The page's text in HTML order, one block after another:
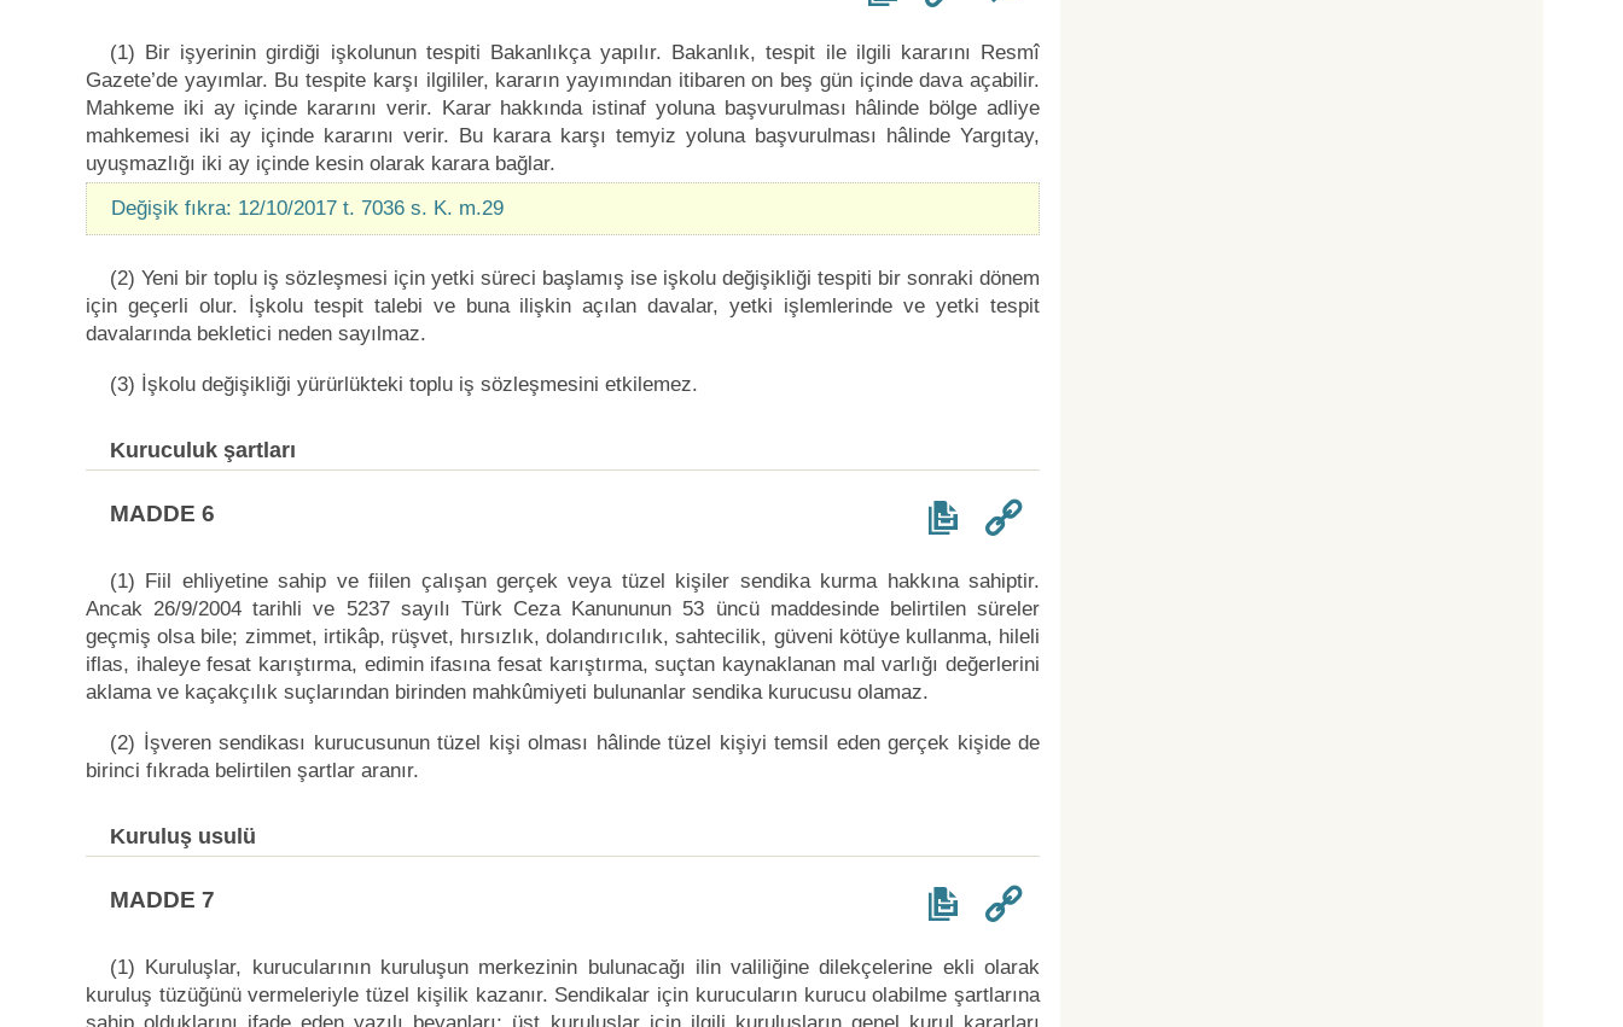
(1) Bir işyerinin girdiği işkolunun tespiti Bakanlıkça yapılır. Bakanlık, tespit ile ilgili kararını Resmî
Gazete’de yayımlar. Bu tespite karşı ilgililer, kararın yayımından itibaren on beş gün içinde dava açabilir.
Mahkeme iki ay içinde kararını verir. Karar hakkında istinaf yoluna başvurulması hâlinde bölge adliye
mahkemesi iki ay içinde kararını verir. Bu karara karşı temyiz yoluna başvurulması hâlinde Yargıtay,
uyuşmazlığı iki ay içinde kesin olarak karara bağlar.
Değişik fıkra: 12/10/2017 t. 7036 s. K. m.29
(2) Yeni bir toplu iş sözleşmesi için yetki süreci başlamış ise işkolu değişikliği tespiti bir sonraki dönem
için geçerli olur. İşkolu tespit talebi ve buna ilişkin açılan davalar, yetki işlemlerinde ve yetki tespit
davalarında bekletici neden sayılmaz.
(3) İşkolu değişikliği yürürlükteki toplu iş sözleşmesini etkilemez.
Kuruculuk şartları
MADDE 6
(1) Fiil ehliyetine sahip ve fiilen çalışan gerçek veya tüzel kişiler sendika kurma hakkına sahiptir.
Ancak 26/9/2004 tarihli ve 5237 sayılı Türk Ceza Kanununun 53 üncü maddesinde belirtilen süreler
geçmiş olsa bile; zimmet, irtikâp, rüşvet, hırsızlık, dolandırıcılık, sahtecilik, güveni kötüye kullanma, hileli
iflas, ihaleye fesat karıştırma, edimin ifasına fesat karıştırma, suçtan kaynaklanan mal varlığı değerlerini
aklama ve kaçakçılık suçlarından birinden mahkûmiyeti bulunanlar sendika kurucusu olamaz.
(2) İşveren sendikası kurucusunun tüzel kişi olması hâlinde tüzel kişiyi temsil eden gerçek kişide de
birinci fıkrada belirtilen şartlar aranır.
Kuruluş usulü
MADDE 7
(1) Kuruluşlar, kurucularının kuruluşun merkezinin bulunacağı ilin valiliğine dilekçelerine ekli olarak
kuruluş tüzüğünü vermeleriyle tüzel kişilik kazanır. Sendikalar için kurucuların kurucu olabilme şartlarına